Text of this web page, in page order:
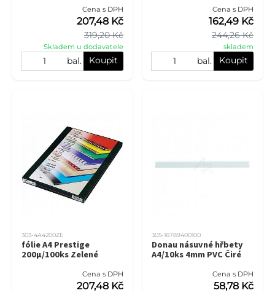
Cena s DPH
319,20 Kč
207,48 Kč
Skladem u dodavatele
bal. Koupit
Cena s DPH
244,26 Kč
162,49 Kč
skladem
bal. Koupit
303-4A4200ZE
fólie A4 Prestige
200µ/100ks Zelené
Cena s DPH
207,48 Kč
305-16789400100
Donau násuvné hřbety
A4/10ks 4mm PVC Čiré
Cena s DPH
58,78 Kč